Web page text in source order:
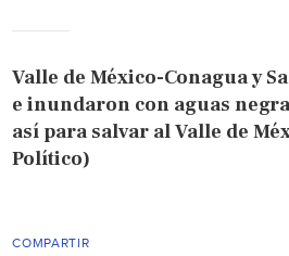
Valle de México-Conagua y
e inundaron con aguas
así para salvar al Valle de
Político)
COMPARTIR